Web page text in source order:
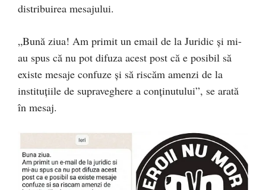
distribuirea mesajului.
„Bună ziua! Am primit un email de la Juridic și mi-
au spus că nu pot difuza acest post că e posibil să
existe mesaje confuze și să riscăm amenzi de la
instituțiile de supraveghere a conținutului”, se arată
în mesaj.